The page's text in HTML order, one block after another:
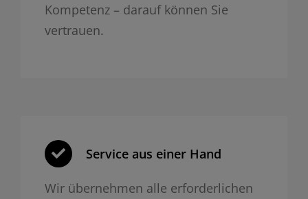
Kompetenz – darauf können Sie
vertrauen.
Service aus einer Hand
Wir übernehmen alle erforderlichen